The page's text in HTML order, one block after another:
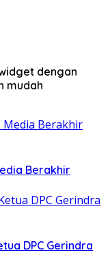
dengan
mudah
Berakhir
DPC Gerindra